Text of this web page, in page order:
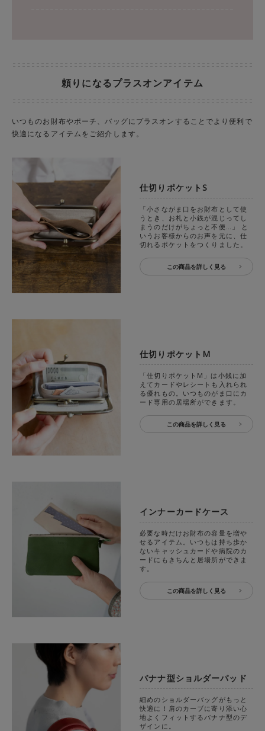
頼りになるプラスオンアイテム
いつものお財布やポーチ、バッグにプラスオンすることでより便利で
快適になるアイテムをご紹介します。
仕切りポケットS
「小さながま口をお財布として使
うとき、お札と小銭が混じってし
まうのだけがちょっと不便…」 と
いうお客様からのお声を元に、仕
切れるポケットをつくりました。
この商品を詳しく見る
仕切りポケットM
「仕切りポケットM」は小銭に加
えてカードやレシートも入れられ
る優れもの。いつものがま口にカ
ード専用の居場所ができます。
この商品を詳しく見る
インナーカードケース
必要な時だけお財布の容量を増や
せるアイテム。いつもは持ち歩か
ないキャッシュカードや病院のカ
ードにもきちんと居場所ができま
す。
この商品を詳しく見る
バナナ型ショルダーパッド
細めのショルダーバッグがもっと
快適に！肩のカーブに寄り添い心
地よくフィットするバナナ型のデ
ザインに。